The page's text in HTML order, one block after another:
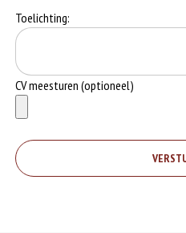
Toelichting:
CV meesturen (optioneel)